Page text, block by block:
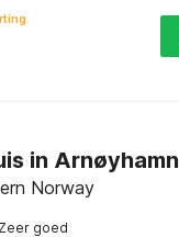
in Arnøyhamn
Norway
Zeer goed